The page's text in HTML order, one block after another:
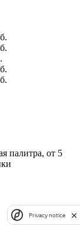
палитра, от 5
Privacy notice